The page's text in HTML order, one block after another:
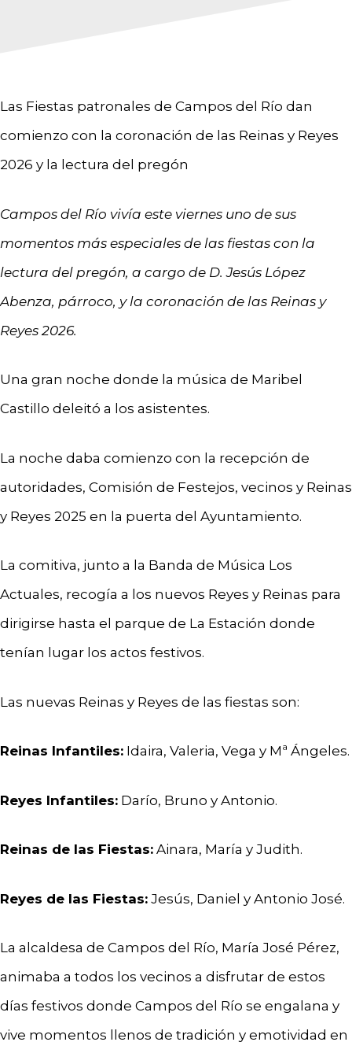
Las Fiestas patronales de Campos del Río dan
comienzo con la coronación de las Reinas y Reyes
2026 y la lectura del pregón
Campos del Río vivía este viernes uno de sus
momentos más especiales de las fiestas con la
lectura del pregón, a cargo de D. Jesús López
Abenza, párroco, y la coronación de las Reinas y
Reyes 2026.
Una gran noche donde la música de Maribel
Castillo deleitó a los asistentes.
La noche daba comienzo con la recepción de
autoridades, Comisión de Festejos, vecinos y Reinas
y Reyes 2025 en la puerta del Ayuntamiento.
La comitiva, junto a la Banda de Música Los
Actuales, recogía a los nuevos Reyes y Reinas para
dirigirse hasta el parque de La Estación donde
tenían lugar los actos festivos.
Las nuevas Reinas y Reyes de las fiestas son:
Reinas Infantiles: Idaira, Valeria, Vega y Mª Ángeles.
Reyes Infantiles: Darío, Bruno y Antonio.
Reinas de las Fiestas: Ainara, María y Judith.
Reyes de las Fiestas: Jesús, Daniel y Antonio José.
La alcaldesa de Campos del Río, María José Pérez,
animaba a todos los vecinos a disfrutar de estos
días festivos donde Campos del Río se engalana y
vive momentos llenos de tradición y emotividad en